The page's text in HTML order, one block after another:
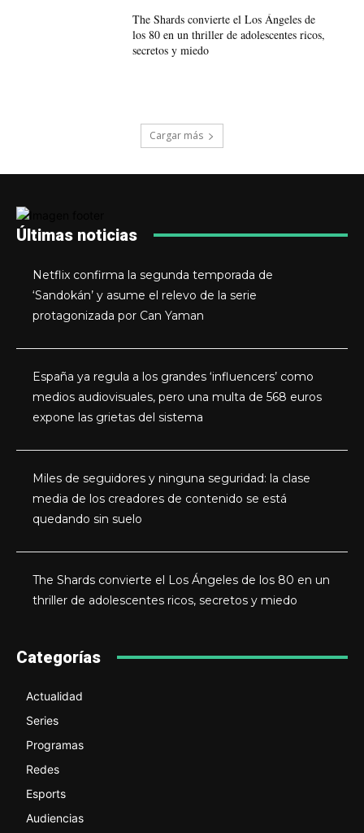
The Shards convierte el Los Ángeles de
los 80 en un thriller de adolescentes ricos,
secretos y miedo
Cargar más
Últimas noticias
Netflix confirma la segunda temporada de
‘Sandokán’ y asume el relevo de la serie
protagonizada por Can Yaman
España ya regula a los grandes ‘influencers’ como
medios audiovisuales, pero una multa de 568 euros
expone las grietas del sistema
Miles de seguidores y ninguna seguridad: la clase
media de los creadores de contenido se está
quedando sin suelo
The Shards convierte el Los Ángeles de los 80 en un
thriller de adolescentes ricos, secretos y miedo
Categorías
Actualidad
Series
Programas
Redes
Esports
Audiencias